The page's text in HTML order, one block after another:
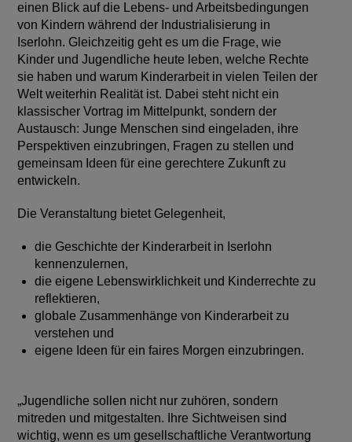
einen Blick auf die Lebens- und Arbeitsbedingungen
von Kindern während der Industrialisierung in
Iserlohn. Gleichzeitig geht es um die Frage, wie
Kinder und Jugendliche heute leben, welche Rechte
sie haben und warum Kinderarbeit in vielen Teilen der
Welt weiterhin Realität ist. Dabei steht nicht ein
klassischer Vortrag im Mittelpunkt, sondern der
Austausch: Junge Menschen sind eingeladen, ihre
Perspektiven einzubringen, Fragen zu stellen und
gemeinsam Ideen für eine gerechtere Zukunft zu
entwickeln.
Die Veranstaltung bietet Gelegenheit,
die Geschichte der Kinderarbeit in Iserlohn
kennenzulernen,
die eigene Lebenswirklichkeit und Kinderrechte zu
reflektieren,
globale Zusammenhänge von Kinderarbeit zu
verstehen und
eigene Ideen für ein faires Morgen einzubringen.
„Jugendliche sollen nicht nur zuhören, sondern
mitreden und mitgestalten. Ihre Sichtweisen sind
wichtig, wenn es um gesellschaftliche Verantwortung